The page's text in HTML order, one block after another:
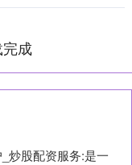
成
炒股配资服务:是一